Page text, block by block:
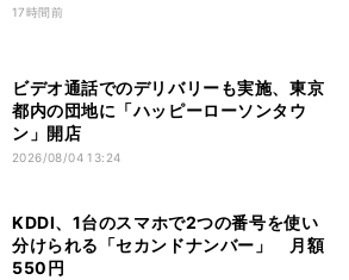
17時間前
ビデオ通話でのデリバリーも実施、東京
都内の団地に「ハッピーローソンタウ
ン」開店
2026/08/04 13:24
KDDI、1台のスマホで2つの番号を使い
分けられる「セカンドナンバー」 月額
550円